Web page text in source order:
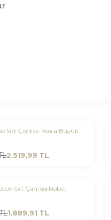
Ekle
Sırt Çantası Koala Büyük
2.519,99 TL
Sırt Çantası Robot
1.889,91 TL